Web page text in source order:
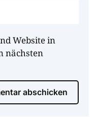
Website in
nächsten
abschicken